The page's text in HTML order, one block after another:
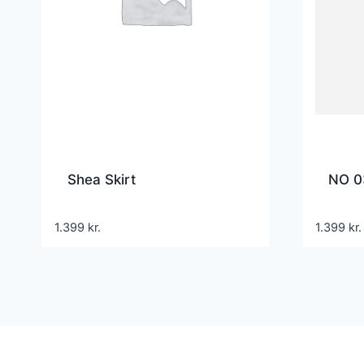
Shea Skirt
1.399 kr.
NO
1.399 kr.